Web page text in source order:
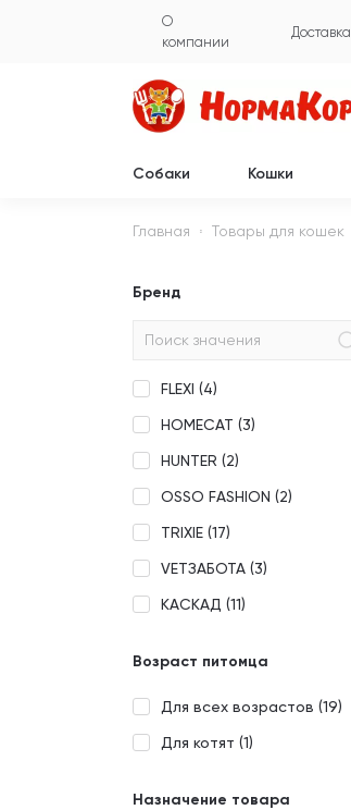
О
компании
Доставка
Собаки Кошки
Главная Товары для кошек
Бренд
FLEXI (4)
HOMECAT (3)
HUNTER (2)
OSSO FASHION (2)
TRIXIE (17)
VETЗАБОТА (3)
КАСКАД (11)
Возраст питомца
Для всех возрастов (19)
Для котят (1)
Назначение товара